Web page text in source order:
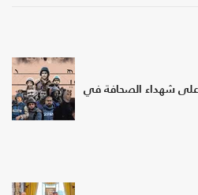
على شهداء الصحافة في